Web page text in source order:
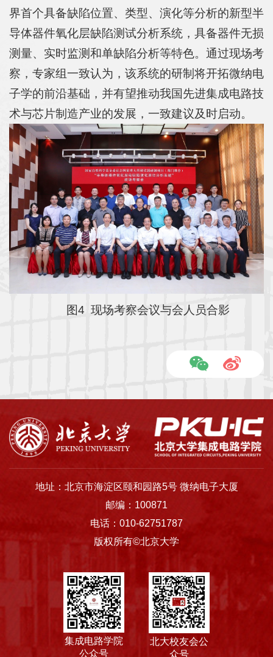
界首个具备缺陷位置、类型、演化等分析的新型半
导体器件氧化层缺陷测试分析系统，具备器件无损
测量、实时监测和单缺陷分析等特色。通过现场考
察，专家组一致认为，该系统的研制将开拓微纳电
子学的前沿基础，并有望推动我国先进集成电路技
术与芯片制造产业的发展，一致建议及时启动。
图4 现场考察会议与会人员合影
地址：北京市海淀区颐和园路5号 微纳电子大厦
邮编：100871
电话：010-62751787
版权所有©北京大学
集成电路学院
公众号
北大校友会公
众号